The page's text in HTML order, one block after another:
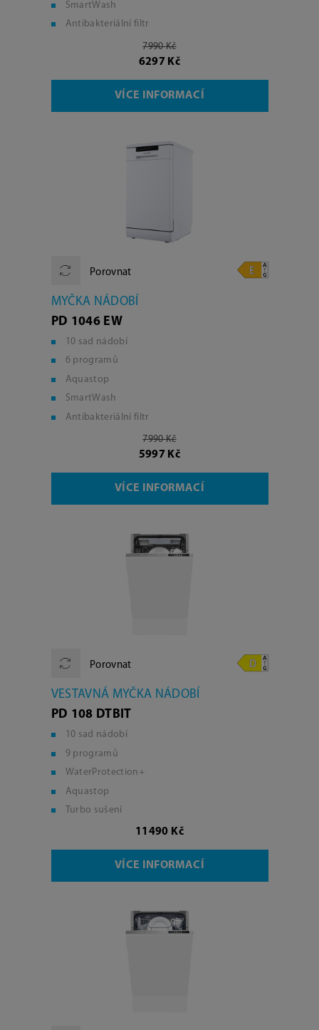
SmartWash
Antibakteriální filtr
7990 Kč
6297 Kč
VÍCE INFORMACÍ
Porovnat
MYČKA NÁDOBÍ
PD 1046 EW
10 sad nádobí
6 programů
Aquastop
SmartWash
Antibakteriální filtr
7990 Kč
5997 Kč
VÍCE INFORMACÍ
Porovnat
VESTAVNÁ MYČKA NÁDOBÍ
PD 108 DTBIT
10 sad nádobí
9 programů
WaterProtection+
Aquastop
Turbo sušení
11490 Kč
VÍCE INFORMACÍ